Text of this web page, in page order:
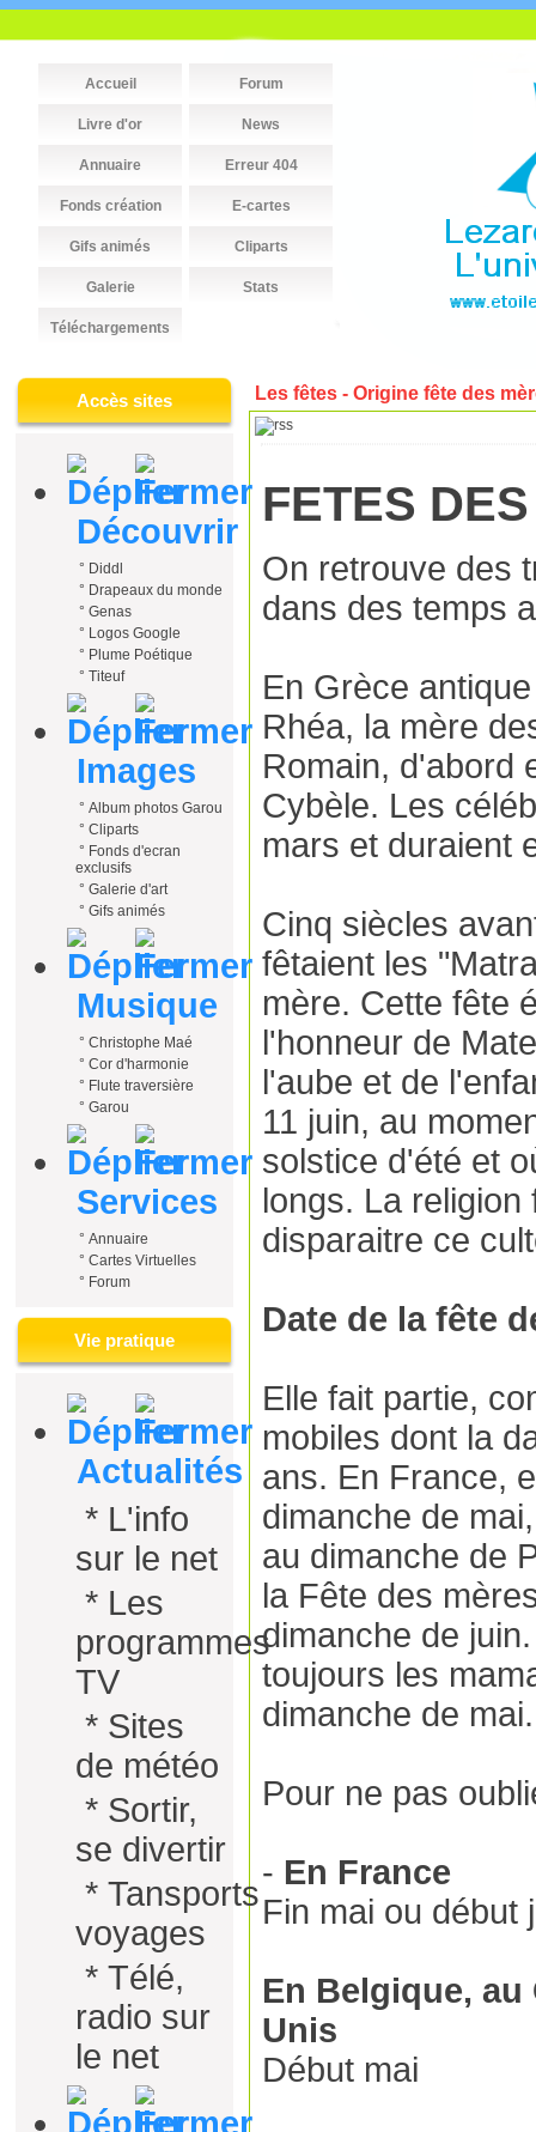
Accueil Forum
Livre d'or News
Annuaire Erreur 404
Fonds création E-cartes
Gifs animés Cliparts
Galerie Stats
Téléchargements
Accès sites
Découvrir
° Diddl
° Drapeaux du monde
° Genas
° Logos Google
° Plume Poétique
° Titeuf
Images
° Album photos Garou
° Cliparts
° Fonds d'ecran
exclusifs
° Galerie d'art
° Gifs animés
Musique
° Christophe Maé
° Cor d'harmonie
° Flute traversière
° Garou
Services
° Annuaire
° Cartes Virtuelles
° Forum
Vie pratique
Actualités
* L'info
sur le net
* Les
programmes
TV
* Sites
de météo
* Sortir,
se divertir
* Tansports
voyages
* Télé,
radio sur
le net
Les fêtes - Origine fête des
FETES
On retrouve des
dans des temps
En Grèce
Rhéa, la mère
Romain, d'abord
Cybèle. Les
mars et duraient
Cinq siècles
fêtaient les
mère. Cette fête
l'honneur de
l'aube et de
11 juin, au
solstice d'été et
longs. La
disparaitre ce
Date de la fête
Elle fait partie,
mobiles dont la
ans. En France,
dimanche de
au dimanche de
la Fête des
dimanche de
toujours les
dimanche de mai.
Pour ne pas
- En France
Fin mai ou début
En Belgique, au
Unis
Début mai